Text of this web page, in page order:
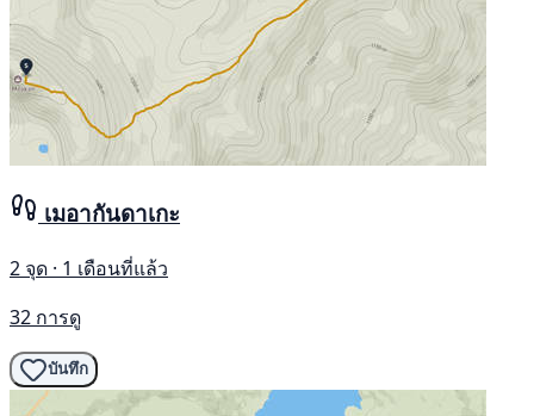
เมอากันดาเกะ
2 จุด · 1 เดือนที่แล้ว
32 การดู
บันทึก